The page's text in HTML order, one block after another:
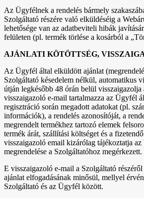
Az Ügyfélnek a rendelés bármely
Szolgáltató részére való elküldéséig a
lehetősége van az adatbeviteli hibák
felületen (pl. termék törlése a kosárból a
AJÁNLATI KÖTÖTTSÉG,
Az Ügyfél által elküldött ajánlat
Szolgáltató késedelem nélkül, automatikus
útján legkésőbb 48 órán belül
visszaigazoló e-mail tartalmazza az Ügyfél
regisztráció során megadott adatokat (pl.
információk), a rendelés azonosítóját, a
megrendelt termékhez tartozó elemek
termék árát, szállítási költséget és a
visszaigazoló email kizárólag tájékoztatja
megrendelése a Szolgáltatóhoz megérkezett.
E visszaigazoló e-mail a Szolgáltató
ajánlat elfogadásának minősül, mellyel
Szolgáltató és az Ügyfél között.